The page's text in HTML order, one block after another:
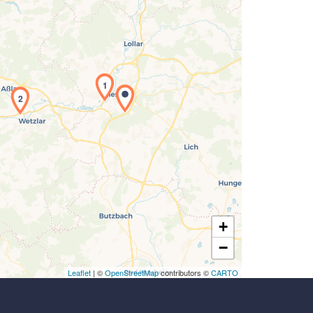
Laden der Karte...
1
2
+
−
Leaflet | ©OpenStreetMapcontributors ©CARTO